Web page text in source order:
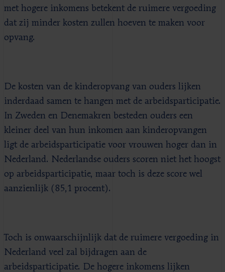
met hogere inkomens betekent de ruimere vergoeding
dat zij minder kosten zullen hoeven te maken voor
opvang.
De kosten van de kinderopvang van ouders lijken
inderdaad samen te hangen met de arbeidsparticipatie.
In Zweden en Denemakren besteden ouders een
kleiner deel van hun inkomen aan kinderopvangen
ligt de arbeidsparticipatie voor vrouwen hoger dan in
Nederland. Nederlandse ouders scoren niet het hoogst
op arbeidsparticipatie, maar toch is deze score wel
aanzienlijk (85,1 procent).
Toch is onwaarschijnlijk dat de ruimere vergoeding in
Nederland veel zal bijdragen aan de
arbeidsparticipatie. De hogere inkomens lijken